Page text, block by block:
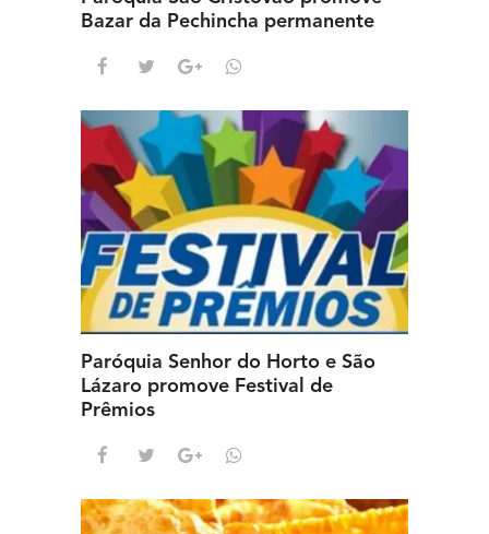
Bazar da Pechincha permanente
Paróquia Senhor do Horto e São
Lázaro promove Festival de
Prêmios